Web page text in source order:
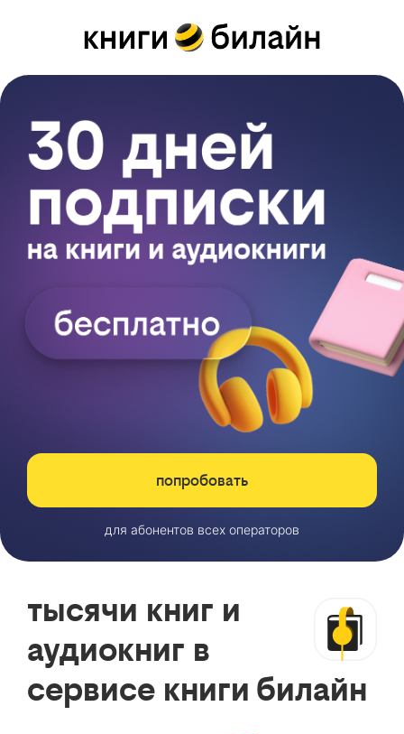
попробовать
для абонентов всех операторов
тысячи книг и
аудиокниг в
сервисе книги билайн